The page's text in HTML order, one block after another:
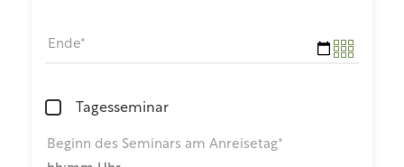
Ende*
Tagesseminar
Beginn des Seminars am Anreisetag*